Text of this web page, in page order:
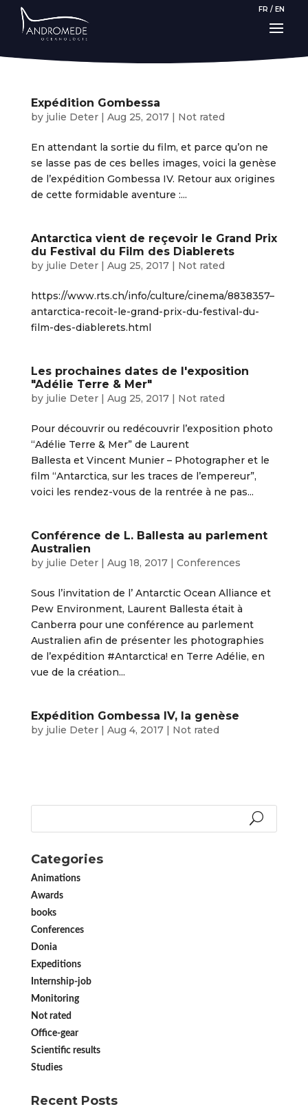
FR / EN
Expédition Gombessa
by julie Deter| Aug 25, 2017| Not rated
En attendant la sortie du film, et parce qu’on ne
se lasse pas de ces belles images, voici la genèse
de l’expédition Gombessa IV. Retour aux origines
de cette formidable aventure :...
Antarctica vient de reçevoir le Grand Prix
du Festival du Film des Diablerets
by julie Deter| Aug 25, 2017| Not rated
https://www.rts.ch/info/culture/cinema/8838357–
antarctica-recoit-le-grand-prix-du-festival-du-
film-des-diablerets.html
Les prochaines dates de l'exposition
"Adélie Terre & Mer"
by julie Deter| Aug 25, 2017| Not rated
Pour découvrir ou redécouvrir l’exposition photo
“Adélie Terre & Mer” de Laurent
Ballesta et Vincent Munier – Photographer et le
film “Antarctica, sur les traces de l’empereur”,
voici les rendez-vous de la rentrée à ne pas...
Conférence de L. Ballesta au parlement
Australien
by julie Deter| Aug 18, 2017| Conferences
Sous l’invitation de l’ Antarctic Ocean Alliance et
Pew Environment, Laurent Ballesta était à
Canberra pour une conférence au parlement
Australien afin de présenter les photographies
de l’expédition #Antarctica! en Terre Adélie, en
vue de la création...
Expédition Gombessa IV, la genèse
by julie Deter| Aug 4, 2017| Not rated
Categories
Animations
Awards
books
Conferences
Donia
Expeditions
Internship-job
Monitoring
Not rated
Office-gear
Scientific results
Studies
Recent Posts